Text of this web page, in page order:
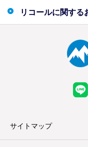
リコールに関する
サイトマップ